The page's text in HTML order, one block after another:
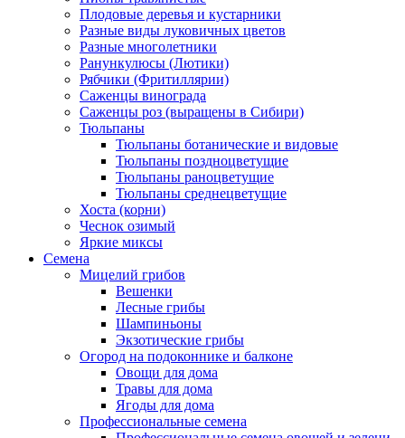
Плодовые деревья и кустарники
Разные виды луковичных цветов
Разные многолетники
Ранункулюсы (Лютики)
Рябчики (Фритиллярии)
Саженцы винограда
Саженцы роз (выращены в Сибири)
Тюльпаны
Тюльпаны ботанические и видовые
Тюльпаны поздноцветущие
Тюльпаны раноцветущие
Тюльпаны среднецветущие
Хоста (корни)
Чеснок озимый
Яркие миксы
Семена
Мицелий грибов
Вешенки
Лесные грибы
Шампиньоны
Экзотические грибы
Огород на подоконнике и балконе
Овощи для дома
Травы для дома
Ягоды для дома
Профессиональные семена